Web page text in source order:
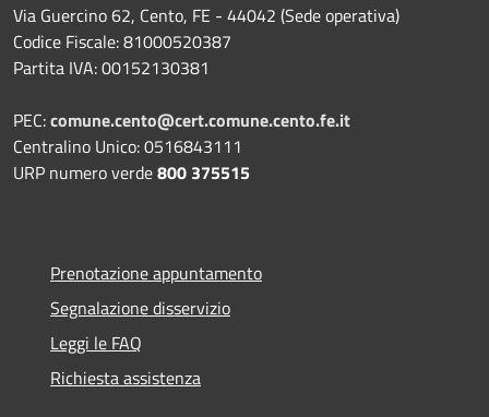
Via Guercino 62, Cento, FE - 44042 (Sede operativa)
Codice Fiscale: 81000520387
Partita IVA: 00152130381
PEC:comune.cento@cert.comune.cento.fe.it
Centralino Unico: 0516843111
URP numero verde800 375515
Prenotazione appuntamento
Segnalazione disservizio
Leggi le FAQ
Richiesta assistenza